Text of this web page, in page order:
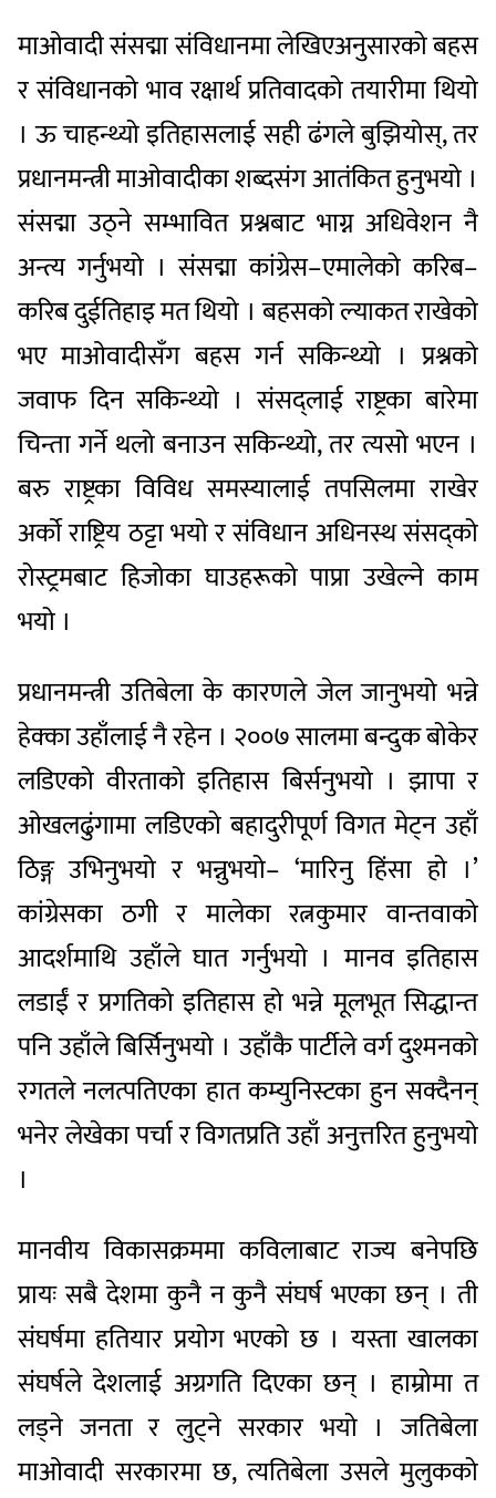
माओवादी संसद्मा संविधानमा लेखिएअनुसारको बहस
र संविधानको भाव रक्षार्थ प्रतिवादको तयारीमा थियो
। ऊ चाहन्थ्यो इतिहासलाई सही ढंगले बुझियोस्, तर
प्रधानमन्त्री माओवादीका शब्दसंग आतंकित हुनुभयो ।
संसद्मा उठ्ने सम्भावित प्रश्नबाट भाग्न अधिवेशन नै
अन्त्य गर्नुभयो । संसद्मा कांग्रेस–एमालेको करिब–
करिब दुईतिहाइ मत थियो । बहसको ल्याकत राखेको
भए माओवादीसँग बहस गर्न सकिन्थ्यो । प्रश्नको
जवाफ दिन सकिन्थ्यो । संसद्लाई राष्ट्रका बारेमा
चिन्ता गर्ने थलो बनाउन सकिन्थ्यो, तर त्यसो भएन ।
बरु राष्ट्रका विविध समस्यालाई तपसिलमा राखेर
अर्काे राष्ट्रिय ठट्टा भयो र संविधान अधिनस्थ संसद्को
रोस्ट्रमबाट हिजोका घाउहरूको पाप्रा उखेल्ने काम
भयो ।
प्रधानमन्त्री उतिबेला के कारणले जेल जानुभयो भन्ने
हेक्का उहाँलाई नै रहेन । २००७ सालमा बन्दुक बोकेर
लडिएको वीरताको इतिहास बिर्सनुभयो । झापा र
ओखलढुंगामा लडिएको बहादुरीपूर्ण विगत मेट्न उहाँ
ठिङ्ग उभिनुभयो र भन्नुभयो– ‘मारिनु हिंसा हो ।’
कांग्रेसका ठगी र मालेका रत्नकुमार वान्तवाको
आदर्शमाथि उहाँले घात गर्नुभयो । मानव इतिहास
लडाईं र प्रगतिको इतिहास हो भन्ने मूलभूत सिद्धान्त
पनि उहाँले बिर्सिनुभयो । उहाँकै पार्टीले वर्ग दुश्मनको
रगतले नलत्पतिएका हात कम्युनिस्टका हुन सक्दैनन्
भनेर लेखेका पर्चा र विगतप्रति उहाँ अनुत्तरित हुनुभयो
।
मानवीय विकासक्रममा कविलाबाट राज्य बनेपछि
प्रायः सबै देशमा कुनै न कुनै संघर्ष भएका छन् । ती
संघर्षमा हतियार प्रयोग भएको छ । यस्ता खालका
संघर्षले देशलाई अग्रगति दिएका छन् । हाम्रोमा त
लड्ने जनता र लुट्ने सरकार भयो । जतिबेला
माओवादी सरकारमा छ, त्यतिबेला उसले मुलुकको